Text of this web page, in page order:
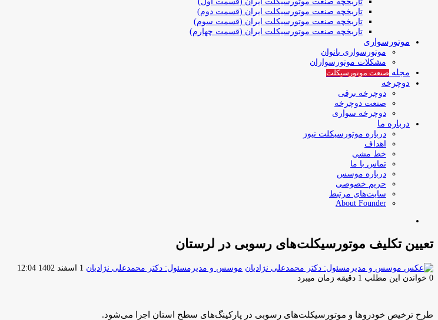
تاریخچه صنعت موتورسیکلت ایران (قسمت دوم)
تاریخچه صنعت موتورسیکلت ایران (قسمت سوم)
تاریخچه صنعت موتورسیکلت ایران (قسمت چهارم)
موتورسواری
موتورسواری بانوان
مشکلات موتورسواران
مجله صنعت موتورسیکلت
دوچرخه
دوچرخه برقی
صنعت دوچرخه
دوچرخه سواری
درباره ما
درباره موتورسیکلت نیوز
اهداف
خط مشی
تماس با ما
درباره موسس
حریم خصوصی
سایت‌های مرتبط
About Founder
تعیین تکلیف موتورسیکلت‌های رسوبی در لرستان
موسس و مدیرمسئول: دکتر محمدعلی نژادیان ارسال1 اسفند 1402 12:04
0 خواندن این مطلب 1 دقیقه زمان میبرد
طرح ترخیص خودرو‌ها و موتورسیکلت‌های رسوبی در پارکینگ‌های سطح استان اجرا می‌شود.